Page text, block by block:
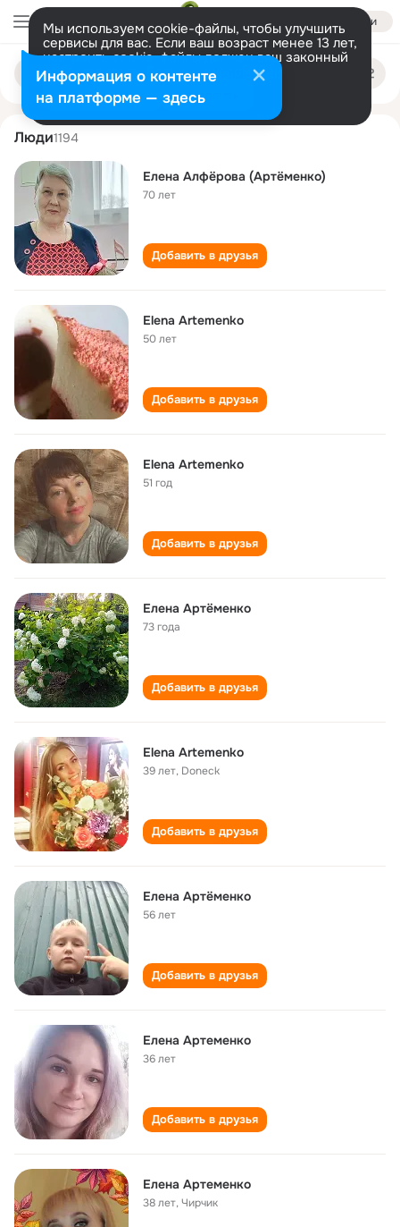
Войти
Мы используем cookie-файлы, чтобы улучшить
сервисы для вас. Если ваш возраст менее 13 лет,
настроить cookie-файлы должен ваш законный
представитель. Больше информации
Разрешить все Настроить
Поиск
людям
elena artemenko
Люди1194
Елена Алфëрова (Артëменко)
70 лет
Добавить в друзья
Elena Artemenko
50 лет
Добавить в друзья
Elena Artemenko
51 год
Добавить в друзья
Елена Артëменко
73 года
Добавить в друзья
Elena Artemenko
39 лет, Doneck
Добавить в друзья
Елена Артёменко
56 лет
Добавить в друзья
Елена Артеменко
36 лет
Добавить в друзья
Елена Артеменко
38 лет,Чирчик
Информация о контенте
на платформе — здесь